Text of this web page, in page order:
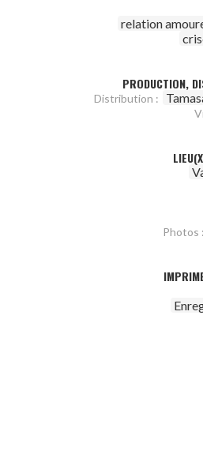
relation
PRODUCTION,
Distribution :
Photos :